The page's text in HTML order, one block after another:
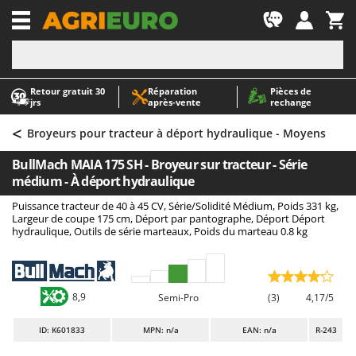
Retour gratuit 30
jrs
Réparation
après‑vente
Pièces de
rechange
-1
A
Abris de jardin
Accessoires pour tracteurs tondeuses autoportés
Aérateurs Scarificateurs pour gazon
Arracheuses de pommes de terre pour tracteur
Aspirateurs - Balais Électriques
Aspirateurs à cendres
Aspirateurs à feuilles sur roues
Aspirateurs de piscine
Aspirateurs Multifonctions
A
AgriEuro Premium
AgriEuro TOP-LINE
AGT
Aima
Airmec
ALA 2000
Alce
< Broyeurs pour tracteur à déport hydraulique - Moyens
BullMach MAIA 175 SH - Broyeur sur tracteur - Série
médium - À déport hydraulique
Puissance tracteur de 40 à 45 CV, Série/Solidité Médium, Poids 331 kg,
Largeur de coupe 175 cm, Déport par pantographe, Déport Déport
hydraulique, Outils de série marteaux, Poids du marteau 0.8 kg
8,9 Semi-Pro (3) 4,17/5
ID: K601833 MPN: n/a EAN: n/a R-243